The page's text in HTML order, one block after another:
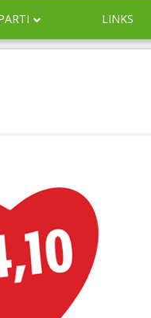
LINKS